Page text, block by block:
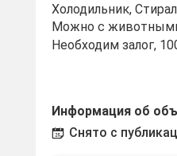
Холодильник,
Можно с
Необходим залог,
Информация об
Снято с